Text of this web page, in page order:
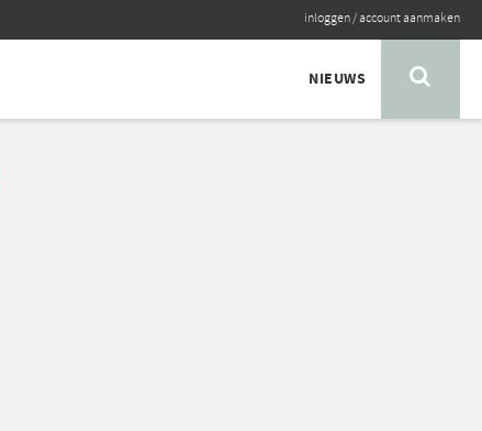
inloggen/account aanmaken
NIEUWS